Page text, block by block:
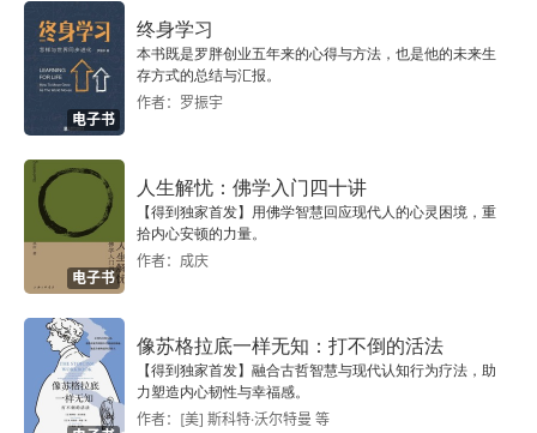
电子书
终身学习
本书既是罗胖创业五年来的心得与方法，也是他的未来生
存方式的总结与汇报。
作者：罗振宇
电子书
人生解忧：佛学入门四十讲
【得到独家首发】用佛学智慧回应现代人的心灵困境，重
拾内心安顿的力量。
作者：成庆
像苏格拉底一样无知：打不倒的活法
【得到独家首发】融合古哲智慧与现代认知行为疗法，助
力塑造内心韧性与幸福感。
作者：[美] 斯科特·沃尔特曼 等